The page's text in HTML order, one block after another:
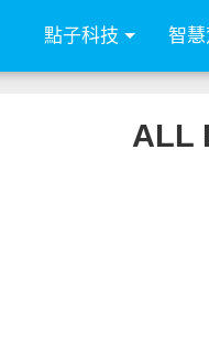
點子科技 智
ALL